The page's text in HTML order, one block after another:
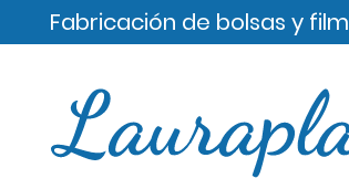
Fabricación de bolsas y film